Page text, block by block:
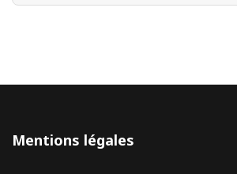
Mentions légales